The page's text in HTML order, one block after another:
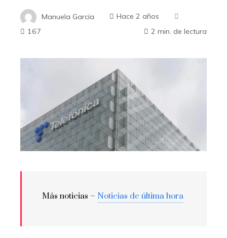
Manuela García
Hace 2 años
167
2 min. de lectura
Más noticias – Noticias de última hora